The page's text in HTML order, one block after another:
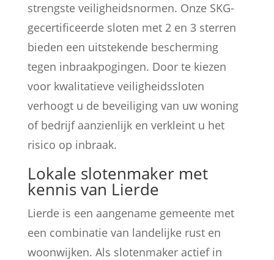
strengste veiligheidsnormen. Onze SKG-
gecertificeerde sloten met 2 en 3 sterren
bieden een uitstekende bescherming
tegen inbraakpogingen. Door te kiezen
voor kwalitatieve veiligheidssloten
verhoogt u de beveiliging van uw woning
of bedrijf aanzienlijk en verkleint u het
risico op inbraak.
Lokale slotenmaker met
kennis van Lierde
Lierde is een aangename gemeente met
een combinatie van landelijke rust en
woonwijken. Als slotenmaker actief in